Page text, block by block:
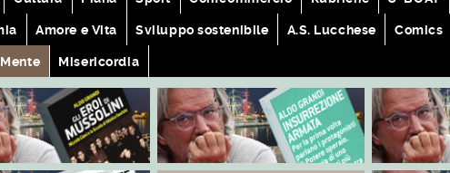
Amore e Vita Sviluppo sostenibile A.S. Lucchese Comics
Misericordia